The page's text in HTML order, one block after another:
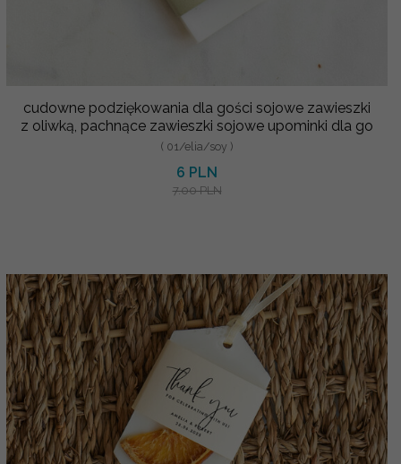
cudowne podziękowania dla gości sojowe zawieszki
z oliwką, pachnące zawieszki sojowe upominki dla go
( 01/elia/soy )
6 PLN
7.00 PLN